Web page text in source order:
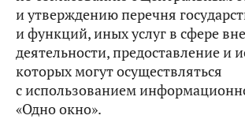
и утверждению перечня
и функций, иных услуг в сфере
деятельности, предоставление и
которых могут осуществляться
с использованием
«Одно окно».